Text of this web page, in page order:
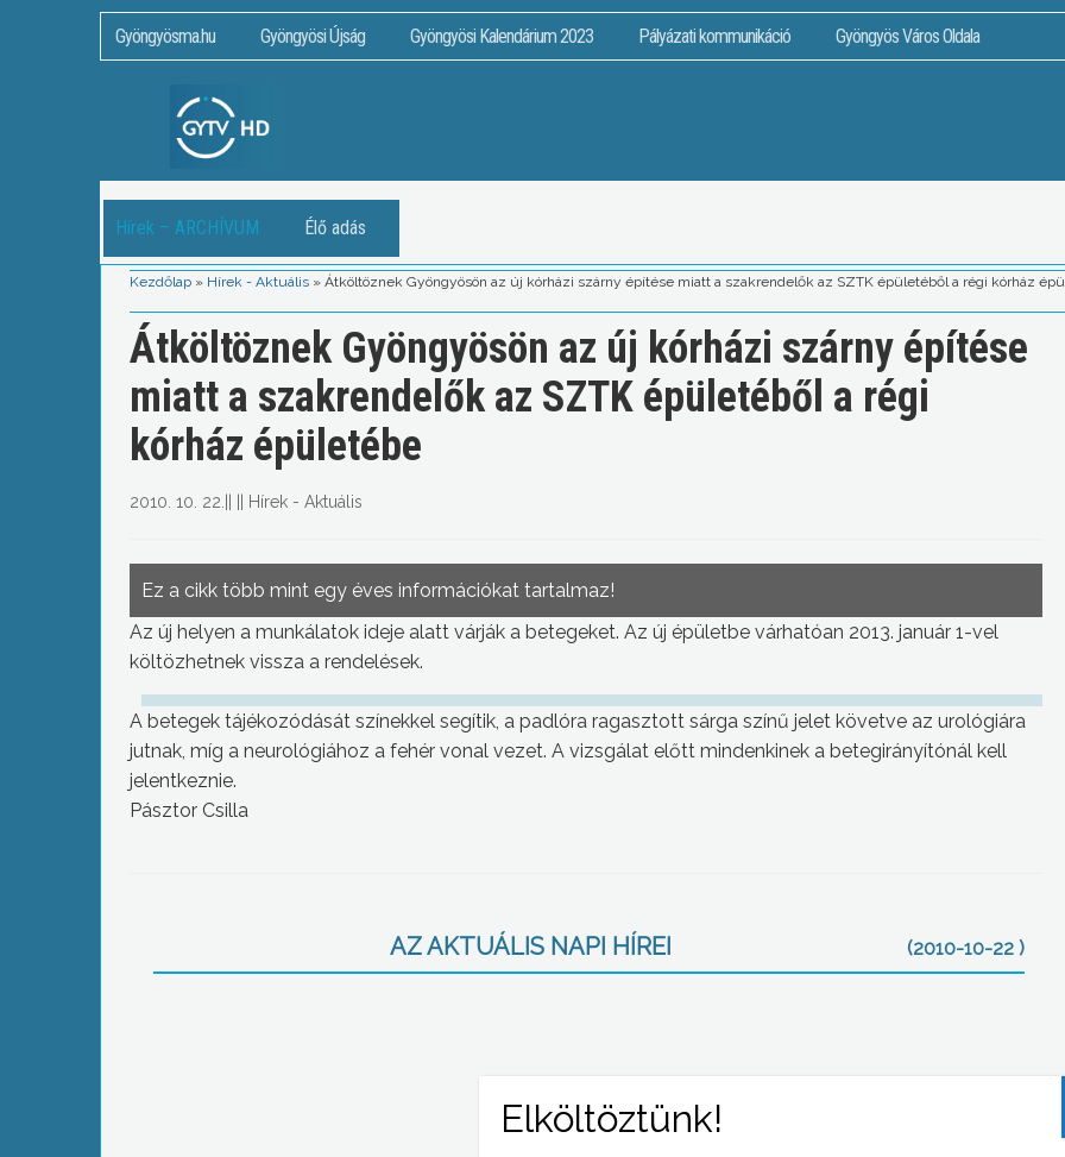
Gyöngyösma.hu Gyöngyösi Újság Gyöngyösi Kalendárium 2023 Pályázati kommunikáció Gyöngyös Város Oldala
Hírek – ARCHÍVUM Élő adás
Kezdőlap » Hírek - Aktuális » Átköltöznek Gyöngyösön az új kórházi szárny építése miatt a szakrendelők az SZTK épületéből a régi kórház
Átköltöznek Gyöngyösön az új kórházi szárny építése
miatt a szakrendelők az SZTK épületéből a régi
kórház épületébe
2010. 10. 22. Hírek - Aktuális
Ez a cikk több mint egy éves információkat tartalmaz!
Az új helyen a munkálatok ideje alatt várják a betegeket. Az új épületbe várhatóan 2013. január 1-vel
költözhetnek vissza a rendelések.
A betegek tájékozódását színekkel segítik, a padlóra ragasztott sárga színű jelet követve az urológiára
jutnak, míg a neurológiához a fehér vonal vezet. A vizsgálat előtt mindenkinek a betegirányítónál kell
jelentkeznie.
Pásztor Csilla
AZ AKTUÁLIS NAPI HÍREI (2010-10-22 )